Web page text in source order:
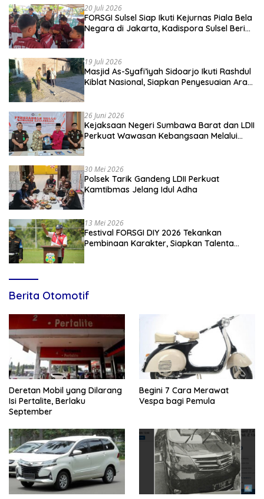
20 Juli 2026
FORSGI Sulsel Siap Ikuti Kejurnas Piala Bela
Negara di Jakarta, Kadispora Sulsel Beri
19 Juli 2026
Masjid As-Syafi’iyah Sidoarjo Ikuti Rashdul
Kiblat Nasional, Siapkan Penyesuaian Arah
26 Juni 2026
Kejaksaan Negeri Sumbawa Barat dan LDII
Perkuat Wawasan Kebangsaan Melalui
30 Mei 2026
Polsek Tarik Gandeng LDII Perkuat
Kamtibmas Jelang Idul Adha
13 Mei 2026
Festival FORSGI DIY 2026 Tekankan
Pembinaan Karakter, Siapkan Talenta
Berita Otomotif
Deretan Mobil yang Dilarang
Isi Pertalite, Berlaku
September
Begini 7 Cara Merawat
Vespa bagi Pemula